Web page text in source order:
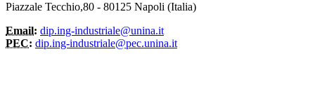
Piazzale Tecchio,80 - 80125 Napoli (Italia)
Email: dip.ing-industriale@unina.it
PEC: dip.ing-industriale@pec.unina.it